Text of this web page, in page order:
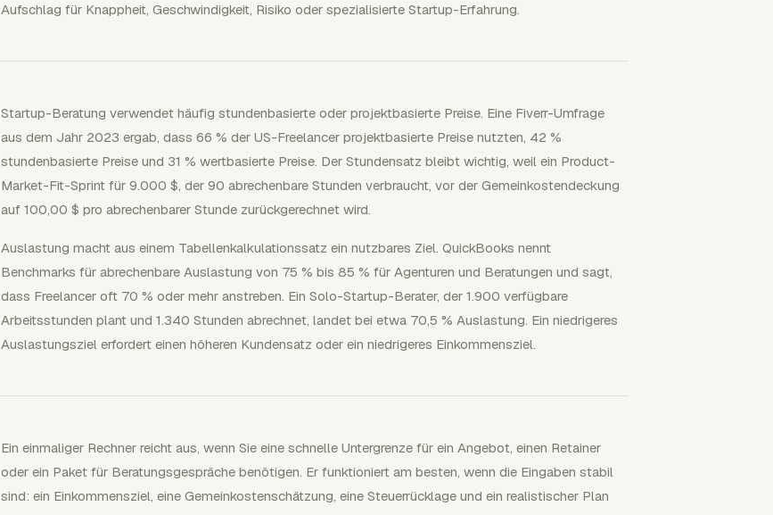
Aufschlag für Knappheit, Geschwindigkeit, Risiko oder spezialisierte Startup-Erfahrung.
Startup-Beratung verwendet häufig stundenbasierte oder projektbasierte Preise. Eine Fiverr-Umfrage
aus dem Jahr 2023 ergab, dass 66 % der US-Freelancer projektbasierte Preise nutzten, 42 %
stundenbasierte Preise und 31 % wertbasierte Preise. Der Stundensatz bleibt wichtig, weil ein Product-
Market-Fit-Sprint für 9.000 $, der 90 abrechenbare Stunden verbraucht, vor der Gemeinkostendeckung
auf 100,00 $ pro abrechenbarer Stunde zurückgerechnet wird.
Auslastung macht aus einem Tabellenkalkulationssatz ein nutzbares Ziel. QuickBooks nennt
Benchmarks für abrechenbare Auslastung von 75 % bis 85 % für Agenturen und Beratungen und sagt,
dass Freelancer oft 70 % oder mehr anstreben. Ein Solo-Startup-Berater, der 1.900 verfügbare
Arbeitsstunden plant und 1.340 Stunden abrechnet, landet bei etwa 70,5 % Auslastung. Ein niedrigeres
Auslastungsziel erfordert einen höheren Kundensatz oder ein niedrigeres Einkommensziel.
Ein einmaliger Rechner reicht aus, wenn Sie eine schnelle Untergrenze für ein Angebot, einen Retainer
oder ein Paket für Beratungsgespräche benötigen. Er funktioniert am besten, wenn die Eingaben stabil
sind: ein Einkommensziel, eine Gemeinkostenschätzung, eine Steuerrücklage und ein realistischer Plan